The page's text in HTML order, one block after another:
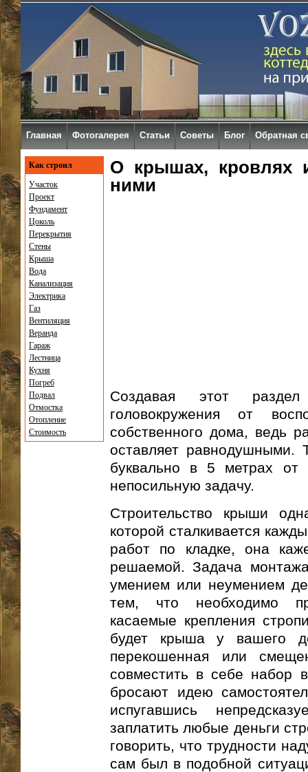
О крышах, кровлях
ними
Создавая этот
головокружения от
собственного дома, ведь
оставляет равнодушными.
буквально в 5 метрах от
непосильную задачу.
Строительство крыши
которой сталкивается
работ по кладке, она
решаемой. Задача
умением или неумением
тем, что необходимо
касаемые крепления
будет крыша у вашего
перекошенная или
совместить в себе набор
бросают идею
испугавшись
заплатить любые деньги
говорить, что трудности
сам был в подобной
Как строил
Участок
Проект
Фундамент
Цоколь
Перекрытия
Стены
Крыша
Вода
Канализация
Электрика
Газ
Вентиляция
Веранда
Гараж
Лестница
Кухня
Погреб
Подвал
Отмостка
Отопление
Стоимость
Главная Фотогалерея Статьи Советы Блог Обратная